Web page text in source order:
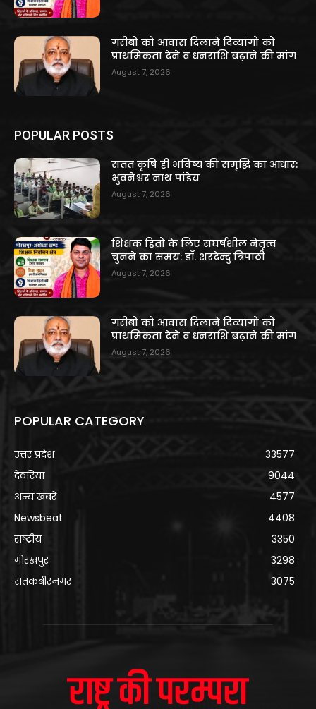
गरीबों को आवास दिलाने दिव्यांगों को
प्राथमिकता देने व धनराशि बढ़ाने की मांग
August 7, 2026
POPULAR POSTS
सतत कृषि ही भविष्य की समृद्धि का आधार:
भुवनेश्वर नाथ पांडेय
August 7, 2026
शिक्षक हितों के लिए संघर्षशील नेतृत्व
चुनने का समय: डॉ. शरदेन्दु त्रिपाठी
August 7, 2026
गरीबों को आवास दिलाने दिव्यांगों को
प्राथमिकता देने व धनराशि बढ़ाने की मांग
August 7, 2026
POPULAR CATEGORY
उत्तर प्रदेश
33577
देवरिया
9044
अन्य खबरे
4577
Newsbeat
4408
राष्ट्रीय
3350
गोरखपुर
3298
संतकबीरनगर
3075